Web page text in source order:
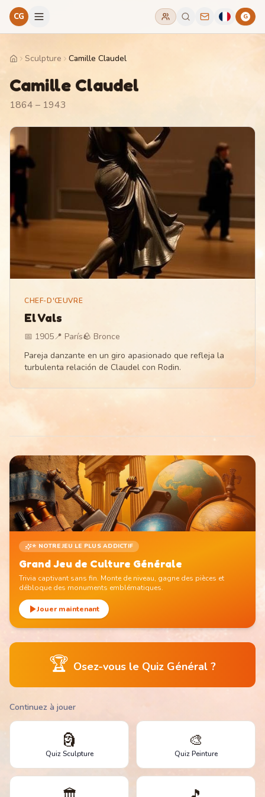
CG G
HomeSculpture Camille Claudel
Camille Claudel
1864 – 1943
CHEF-D'ŒUVRE
El Vals
📅 1905📍 París🪨 Bronce
Pareja danzante en un giro apasionado que refleja la
turbulenta relación de Claudel con Rodin.
⭐ NOTRE JEU LE PLUS ADDICTIF
Grand Jeu de Culture Générale
Trivia captivant sans fin. Monte de niveau, gagne des pièces et
débloque des monuments emblématiques.
Jouer maintenant
🏆 Osez-vous le Quiz Général ?
Continuez à jouer
🗿
Quiz Sculpture
🎨
Quiz Peinture